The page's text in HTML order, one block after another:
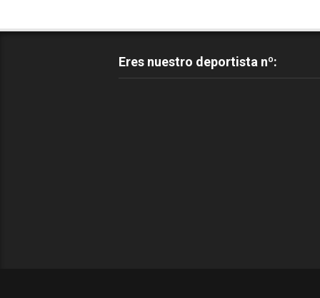
Eres nuestro deportista nº: